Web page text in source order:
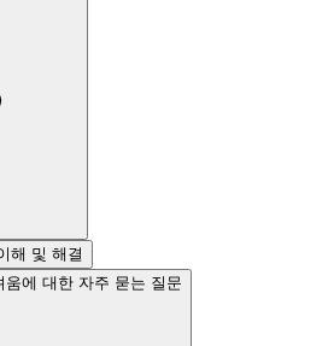
해 및 해결
에 대한 자주 묻는 질문